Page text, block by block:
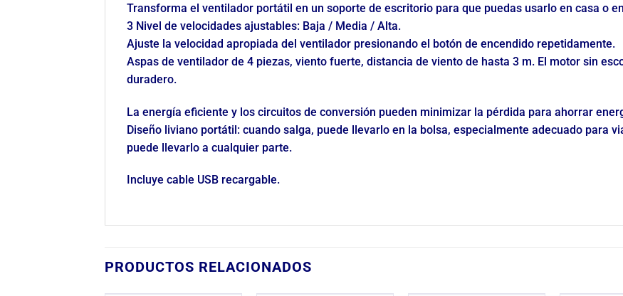
Transforma el ventilador portátil en un soporte de escritorio para que puedas usarlo en casa o
3 Nivel de velocidades ajustables: Baja / Media / Alta.
Ajuste la velocidad apropiada del ventilador presionando el botón de encendido repetidamente.
Aspas de ventilador de 4 piezas, viento fuerte, distancia de viento de hasta 3 m. El motor sin
duradero.
La energía eficiente y los circuitos de conversión pueden minimizar la pérdida para ahorrar
Diseño liviano portátil: cuando salga, puede llevarlo en la bolsa, especialmente adecuado para
puede llevarlo a cualquier parte.
Incluye cable USB recargable.
PRODUCTOS RELACIONADOS